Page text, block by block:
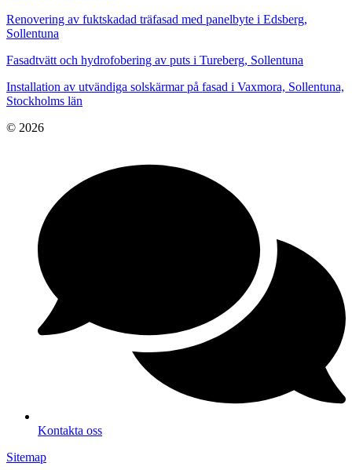
Renovering av fuktskadad träfasad med panelbyte i Edsberg,
Sollentuna
Fasadtvätt och hydrofobering av puts i Tureberg, Sollentuna
Installation av utvändiga solskärmar på fasad i Vaxmora, Sollentuna,
Stockholms län
© 2026
Kontakta oss
Sitemap